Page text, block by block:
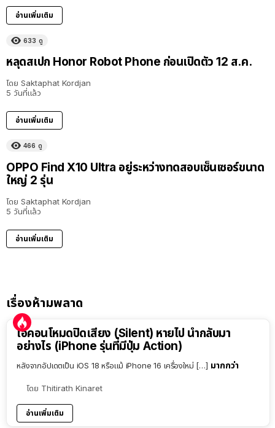
อ่านเพิ่มเติม
633 ดู
หลุดสเปก Honor Robot Phone ก่อนเปิดตัว 12 ส.ค.
โดย Saktaphat Kordjan
5 วันที่แล้ว
อ่านเพิ่มเติม
466 ดู
OPPO Find X10 Ultra อยู่ระหว่างทดสอบเซ็นเซอร์ขนาด
ใหญ่ 2 รุ่น
โดย Saktaphat Kordjan
5 วันที่แล้ว
อ่านเพิ่มเติม
เรื่องห้ามพลาด
ไอคอนโหมดปิดเสียง (Silent) หายไป นำกลับมา
อย่างไร (iPhone รุ่นที่มีปุ่ม Action)
หลังจากอัปเดตเป็น iOS 18 หรือแม้ iPhone 16 เครื่องใหม่ […] มากกว่า
โดย Thitirath Kinaret
อ่านเพิ่มเติม